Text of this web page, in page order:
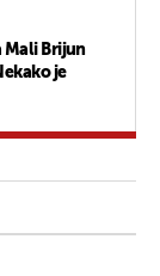
Mali Brijun
je